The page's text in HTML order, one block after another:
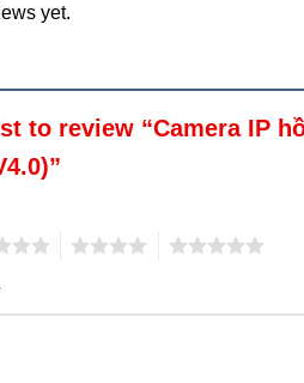
yet.
to review “Camera IP